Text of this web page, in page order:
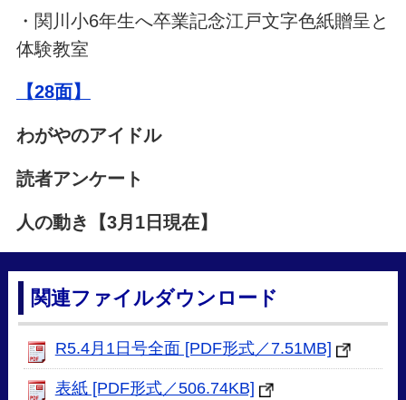
・関川小6年生へ卒業記念江戸文字色紙贈呈と
体験教室
【28面】
わがやのアイドル
読者アンケート
人の動き【3月1日現在】
関連ファイルダウンロード
R5.4月1日号全面 [PDF形式／7.51MB]
表紙 [PDF形式／506.74KB]